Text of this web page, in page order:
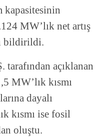
MW’lık net artış
bildirildi.
açıklanan
MW’lık kısmı
dayalı
kısmı ise fosil
oluştu.